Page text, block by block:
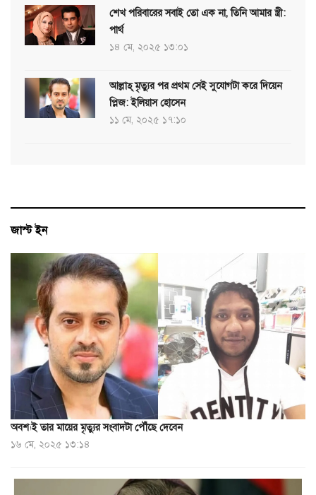
শেখ পরিবারের সবাই তো এক না, তিনি আমার স্ত্রী:
পার্থ
১৪ মে, ২০২৫ ১৩:০১
আল্লাহ্ মৃত্যুর পর প্রথম সেই সুযোগটা করে দিয়েন
প্লিজ: ইলিয়াস হোসেন
১১ মে, ২০২৫ ১৭:১০
জাস্ট ইন
অবশ্যই তার মায়ের মৃত্যুর সংবাদটা পৌঁছে দেবেন
১৬ মে, ২০২৫ ১৩:১৪